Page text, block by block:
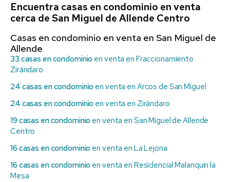
Encuentra casas en condominio en venta
cerca de San Miguel de Allende Centro
Casas en condominio en venta en San Miguel de
Allende
33 casas en condominio en venta en Fraccionamiento
Zirándaro
24 casas en condominio en venta en Arcos de San Miguel
24 casas en condominio en venta en Zirándaro
19 casas en condominio en venta en San Miguel de Allende
Centro
16 casas en condominio en venta en La Lejona
16 casas en condominio en venta en Residencial Malanquin la
Mesa